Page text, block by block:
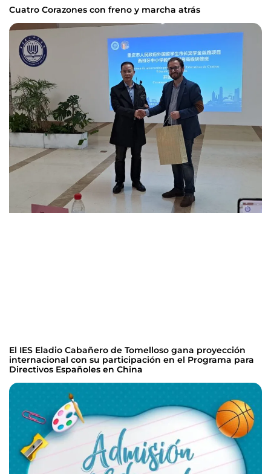
Cuatro Corazones con freno y marcha atrás
El IES Eladio Cabañero de Tomelloso gana proyección
internacional con su participación en el Programa para
Directivos Españoles en China